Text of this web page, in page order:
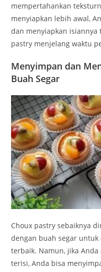
mempertahankan
menyiapkan lebih awal,
dan menyiapkan
pastry menjelang waktu
Menyimpan dan
Buah Segar
Choux pastry sebaiknya
dengan buah segar
terbaik. Namun, jika
terisi, Anda bisa